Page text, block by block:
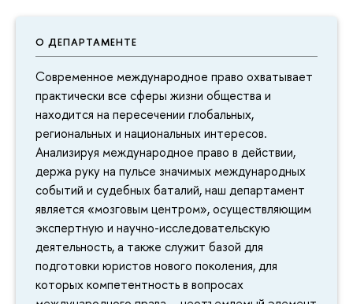
О ДЕПАРТАМЕНТЕ
Современное международное право охватывает
практически все сферы жизни общества и
находится на пересечении глобальных,
региональных и национальных интересов.
Анализируя международное право в действии,
держа руку на пульсе значимых международных
событий и судебных баталий, наш департамент
является «мозговым центром», осуществляющим
экспертную и научно-исследовательскую
деятельность, а также служит базой для
подготовки юристов нового поколения, для
которых компетентность в вопросах